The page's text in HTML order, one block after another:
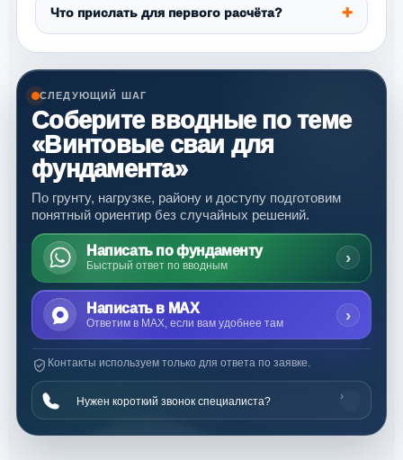
Что прислать для первого расчёта?
СЛЕДУЮЩИЙ ШАГ
Соберите вводные по теме
«Винтовые сваи для
фундамента»
По грунту, нагрузке, району и доступу подготовим
понятный ориентир без случайных решений.
Написать по фундаменту
Быстрый ответ по вводным ›
Написать в MAX
Ответим в MAX, если вам удобнее там ›
Контакты используем только для ответа по заявке.
Нужен короткий звонок специалиста? ›